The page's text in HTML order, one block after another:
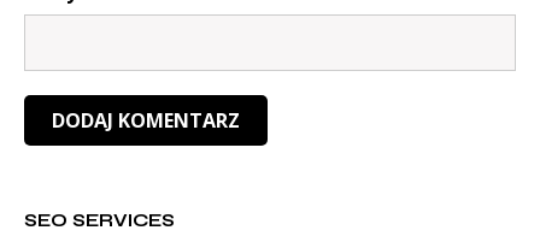
DODAJ KOMENTARZ
SEO SERVICES